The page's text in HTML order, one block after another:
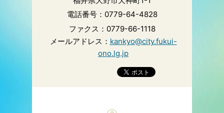
電話番号：0779-64-4828
ファクス：0779-66-1118
メールアドレス： kankyo@city.fukui-
ono.lg.jp